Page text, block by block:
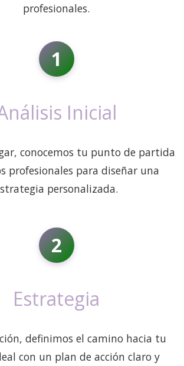
profesionales.
1
Inicial
conocemos tu punto de partida
profesionales para diseñar una
personalizada.
2
Estrategia
definimos el camino hacia tu
con un plan de acción claro y